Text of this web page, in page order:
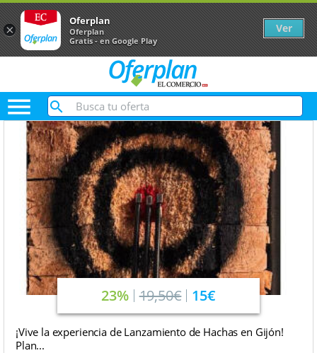

23% 19,50€ 15€
¡Vive la experiencia de Lanzamiento de Hachas en Gijón!
Plan...
×
Oferplan
Oferplan
Gratis - en Google Play
Ver